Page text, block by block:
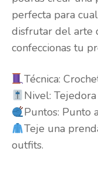
perfecta para
disfrutar del arte
confeccionas tu
Técnica:
Nivel:
Puntos: Punto
Teje una
outfits.